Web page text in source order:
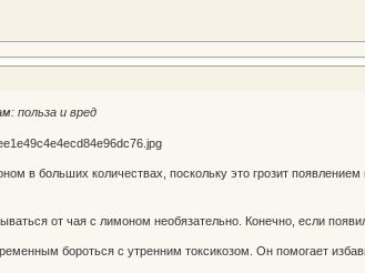
польза и вред
в больших количествах, поскольку это грозит появлением
от чая с лимоном необязательно. Конечно, если
бороться с утренним токсикозом. Он помогает